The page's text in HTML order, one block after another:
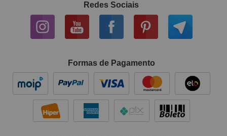
Redes Sociais
Formas de Pagamento